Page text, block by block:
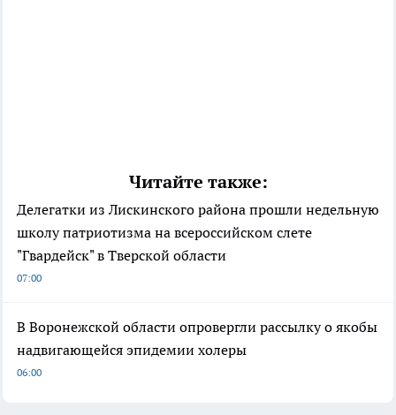
Читайте также:
Делегатки из Лискинского района прошли недельную
школу патриотизма на всероссийском слете
"Гвардейск" в Тверской области
07:00
В Воронежской области опровергли рассылку о якобы
надвигающейся эпидемии холеры
06:00